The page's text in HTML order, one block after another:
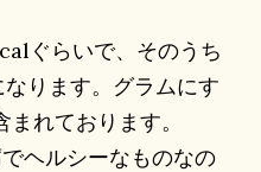
ぐらいで、そのうち
ります。グラムにす
れております。
ヘルシーなものなの